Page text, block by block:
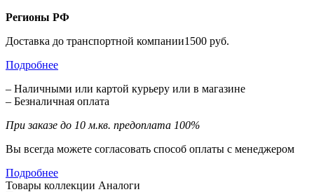
Регионы РФ
Доставка до транспортной компании1500 руб.
Подробнее
– Наличными или картой курьеру или в магазине
– Безналичная оплата
При заказе до 10 м.кв. предоплата 100%
Вы всегда можете согласовать способ оплаты с менеджером
Подробнее
Товары коллекции Аналоги